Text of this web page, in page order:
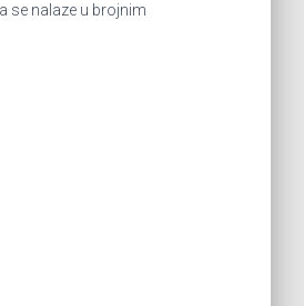
se nalaze u brojnim